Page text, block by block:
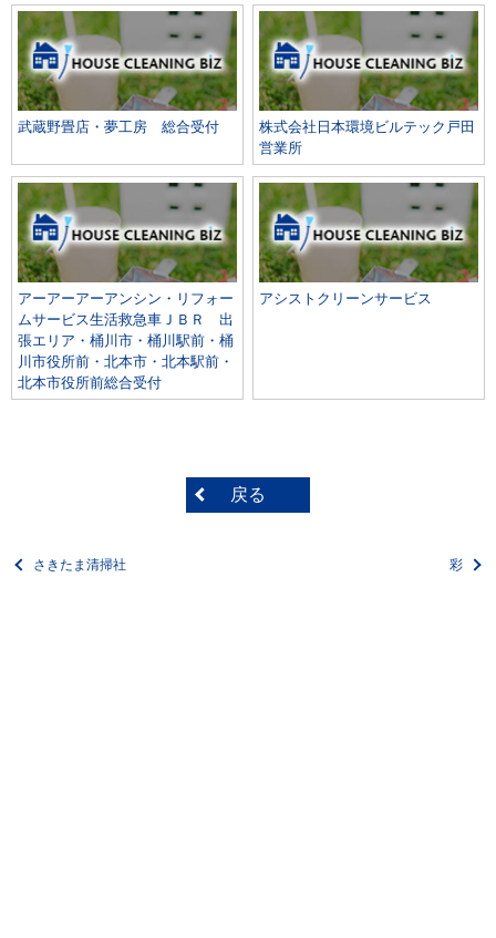
武蔵野畳店・夢工房 総合受付
株式会社日本環境ビルテック戸田
営業所
アーアーアーアンシン・リフォー
ムサービス生活救急車ＪＢＲ 出
張エリア・桶川市・桶川駅前・桶
川市役所前・北本市・北本駅前・
北本市役所前総合受付
アシストクリーンサービス
戻る
さきたま清掃社 彩